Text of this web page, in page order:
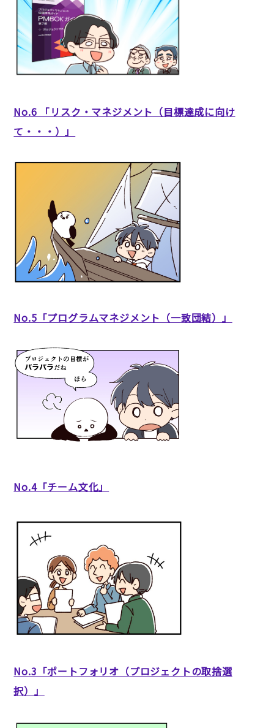
No.6 「リスク・マネジメント（目標達成に向け
て・・・）」
No.5「プログラムマネジメント（一致団結）」
No.4「チーム文化」
No.3「ポートフォリオ（プロジェクトの取捨選
択）」